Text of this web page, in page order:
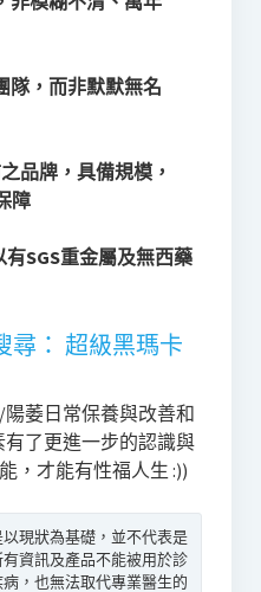
隊，而非默默無名
品牌，具備規模，
障
SGS重金屬及無西藥
尋： 超級黑瑪卡
萎日常保養與改善和
了更進一步的認識與
，才能有性福人生 :))
現狀為基礎，並不代表是
資訊及產品不能被用於診
，也無法取代專業醫生的